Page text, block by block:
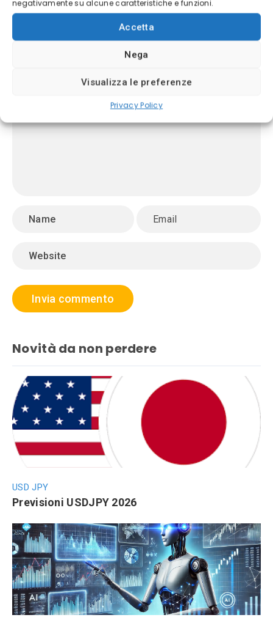
negativamente su alcune caratteristiche e funzioni.
Accetta
Nega
Visualizza le preferenze
Privacy Policy
LASCIA UN COMMENTO
Novità da non perdere
USD JPY
Previsioni USDJPY 2026